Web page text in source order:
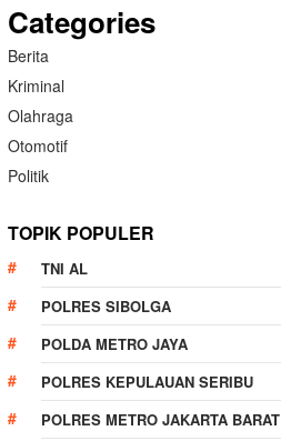
Categories
Berita
Kriminal
Olahraga
Otomotif
Politik
TOPIK POPULER
TNI AL
POLRES SIBOLGA
POLDA METRO JAYA
POLRES KEPULAUAN SERIBU
POLRES METRO JAKARTA BARAT